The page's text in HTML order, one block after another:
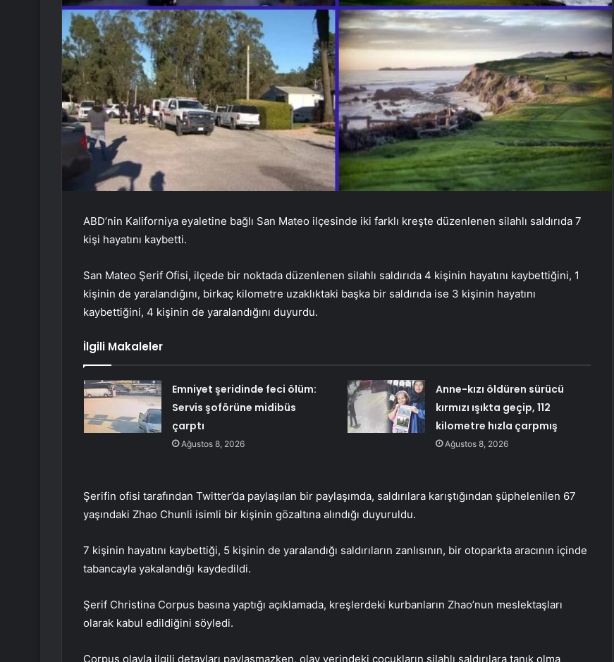
ABD’nin Kaliforniya eyaletine bağlı San Mateo ilçesinde iki farklı kreşte düzenlenen silahlı saldırıda 7
kişi hayatını kaybetti.
San Mateo Şerif Ofisi, ilçede bir noktada düzenlenen silahlı saldırıda 4 kişinin hayatını kaybettiğini, 1
kişinin de yaralandığını, birkaç kilometre uzaklıktaki başka bir saldırıda ise 3 kişinin hayatını
kaybettiğini, 4 kişinin de yaralandığını duyurdu.
İlgili Makaleler
Emniyet şeridinde feci ölüm:
Servis şoförüne midibüs
çarptı
Ağustos 8, 2026
Anne-kızı öldüren sürücü
kırmızı ışıkta geçip, 112
kilometre hızla çarpmış
Ağustos 8, 2026
Şerifin ofisi tarafından Twitter’da paylaşılan bir paylaşımda, saldırılara karıştığından şüphelenilen 67
yaşındaki Zhao Chunli isimli bir kişinin gözaltına alındığı duyuruldu.
7 kişinin hayatını kaybettiği, 5 kişinin de yaralandığı saldırıların zanlısının, bir otoparkta aracının içinde
tabancayla yakalandığı kaydedildi.
Şerif Christina Corpus basına yaptığı açıklamada, kreşlerdeki kurbanların Zhao’nun meslektaşları
olarak kabul edildiğini söyledi.
Corpus olayla ilgili detayları paylaşmazken, olay yerindeki çocukların silahlı saldırılara tanık olma